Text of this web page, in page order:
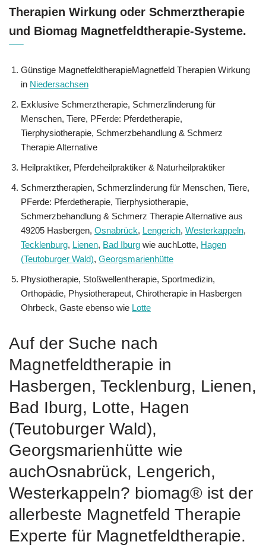
Therapien Wirkung oder Schmerztherapie
und Biomag Magnetfeldtherapie-Systeme.
Günstige MagnetfeldtherapieMagnetfeld Therapien Wirkung
in Niedersachsen
Exklusive Schmerztherapie, Schmerzlinderung für
Menschen, Tiere, PFerde: Pferdetherapie,
Tierphysiotherapie, Schmerzbehandlung & Schmerz
Therapie Alternative
Heilpraktiker, Pferdeheilpraktiker & Naturheilpraktiker
Schmerztherapien, Schmerzlinderung für Menschen, Tiere,
PFerde: Pferdetherapie, Tierphysiotherapie,
Schmerzbehandlung & Schmerz Therapie Alternative aus
49205 Hasbergen, Osnabrück, Lengerich, Westerkappeln,
Tecklenburg, Lienen, Bad Iburg wie auchLotte, Hagen
(Teutoburger Wald), Georgsmarienhütte
Physiotherapie, Stoßwellentherapie, Sportmedizin,
Orthopädie, Physiotherapeut, Chirotherapie in Hasbergen
Ohrbeck, Gaste ebenso wie Lotte
Auf der Suche nach
Magnetfeldtherapie in
Hasbergen, Tecklenburg, Lienen,
Bad Iburg, Lotte, Hagen
(Teutoburger Wald),
Georgsmarienhütte wie
auchOsnabrück, Lengerich,
Westerkappeln? biomag® ist der
allerbeste Magnetfeld Therapie
Experte für Magnetfeldtherapie.